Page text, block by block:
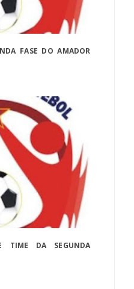
FASE DO AMADOR
TIME DA SEGUNDA